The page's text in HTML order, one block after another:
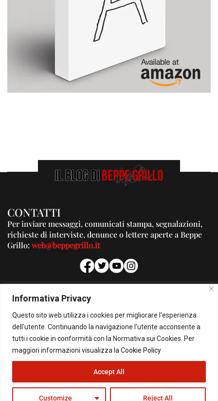
Informativa Privacy
Questo sito web utilizza i cookies per migliorare l'esperienza
dell'utente. Continuando la navigazione l'utente acconsente a
tutti i cookie in conformità con la Normativa sui Cookies. Per
maggiori informazioni visualizza la Cookie Policy
Customize Reject All
Accept All
CONTATTI
Per inviare messaggi, comunicati stampa, segnalazioni,
richieste di interviste, denunce o lettere aperte a Beppe
Grillo:web@beppegrillo.it
PUBBLICITA'
Per la tua pubblicità su questo Blog:
pubblicita@beppegrillo.it
© Copyright 2026 - Il Blog di Beppe Grillo. All Rights Reserved - Powered by
happygrafic.com